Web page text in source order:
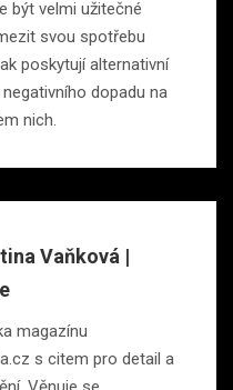
být velmi užitečné
svou spotřebu
poskytují alternativní
dopadu na
nich.
Vaňková |
magazínu
s citem pro detail a